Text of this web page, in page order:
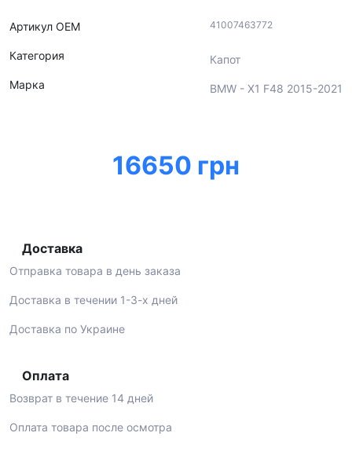
Артикул ОЕМ
Категория
Марка
41007463772
Капот
BMW - X1 F48 2015-2021
16650 грн
Доставка
Отправка товара в день заказа
Доставка в течении 1-3-х дней
Доставка по Украине
Оплата
Возврат в течение 14 дней
Оплата товара после осмотра